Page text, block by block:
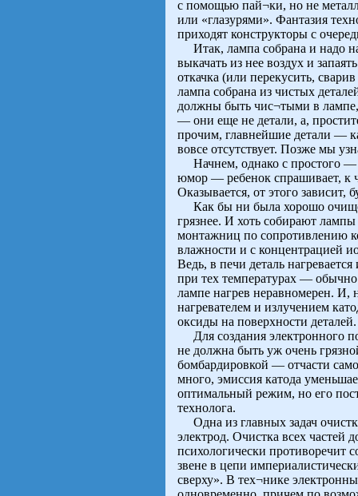
с помощью пай¬ки, но не
или «глазурями». Фантазия
приходят конструкторы с
Итак, лампа собрана и надо
выкачать из нее воздух и
откачка (или перекусить,
лампа собрана из чистых
должны быть чис¬тыми в
— они еще не детали, а,
прочим, главнейшие детали —
вовсе отсутствует. Позже мы
Начнем, однако с простого —
юмор — ребенок спрашивает, к
Оказывается, от этого зависит,
Как бы ни была хорошо
грязнее. И хоть собирают
монтажниц по сопротивлению
влажности и с концентрацией
Ведь, в печи деталь
при тех температурах —
лампе нагрев неравномерен. И,
нагревателем и излучением
оксиды на поверхности деталей.
Для создания электронного
не должна быть уж очень
бомбардировкой — отчасти
много, эмиссия катода
оптимальный режим, но его
технолога.
Одна из главных задач
электрод. Очистка всех частей
психологически противоречит
звене в цепи
сверху». В тех¬нике